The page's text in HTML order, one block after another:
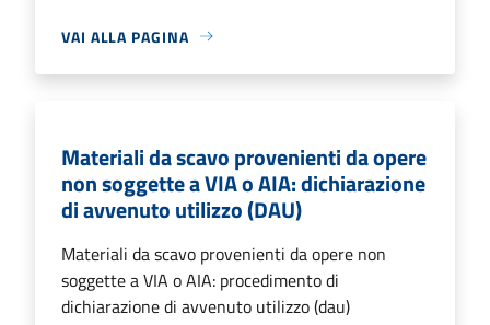
VAI ALLA PAGINA
Materiali da scavo provenienti da opere
non soggette a VIA o AIA: dichiarazione
di avvenuto utilizzo (DAU)
Materiali da scavo provenienti da opere non
soggette a VIA o AIA: procedimento di
dichiarazione di avvenuto utilizzo (dau)